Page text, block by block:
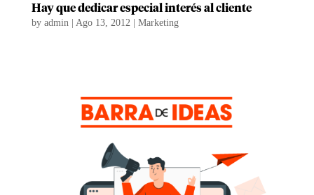
Hay que dedicar especial interés al cliente
by admin | Ago 13, 2012 | Marketing